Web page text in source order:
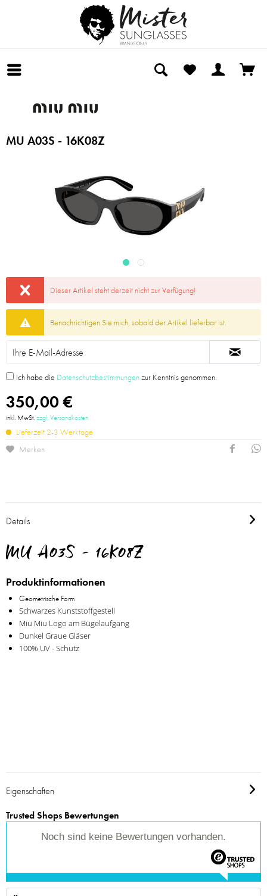
MU A03S - 16K08Z
Dieser Artikel steht derzeit nicht zur Verfügung!
Benachrichtigen Sie mich, sobald der Artikel lieferbar ist.
Ich habe die Datenschutzbestimmungenzur Kenntnis genommen.
350,00 €
inkl. MwSt.zzgl. Versandkosten
Lieferzeit 2-3 Werktage
Merken
Details
MU A03S - 16K08Z
Produktinformationen
Geometrische Form
Schwarzes Kunststoffgestell
Miu Miu Logo am Bügelaufgang
Dunkel Graue Gläser
100% UV - Schutz
Eigenschaften
Trusted Shops Bewertungen
Noch sind keine Bewertungen vorhanden.